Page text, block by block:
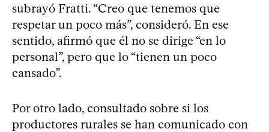
subrayó Fratti. “Creo que tenemos que
respetar un poco más”, consideró. En ese
sentido, afirmó que él no se dirige “en lo
personal”, pero que lo “tienen un poco
cansado”.
Por otro lado, consultado sobre si los
productores rurales se han comunicado con